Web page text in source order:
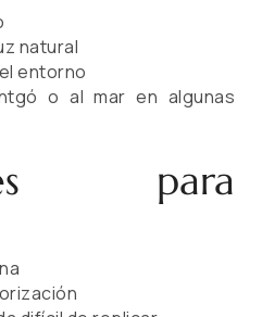
natural
entorno
o al mar en algunas
para